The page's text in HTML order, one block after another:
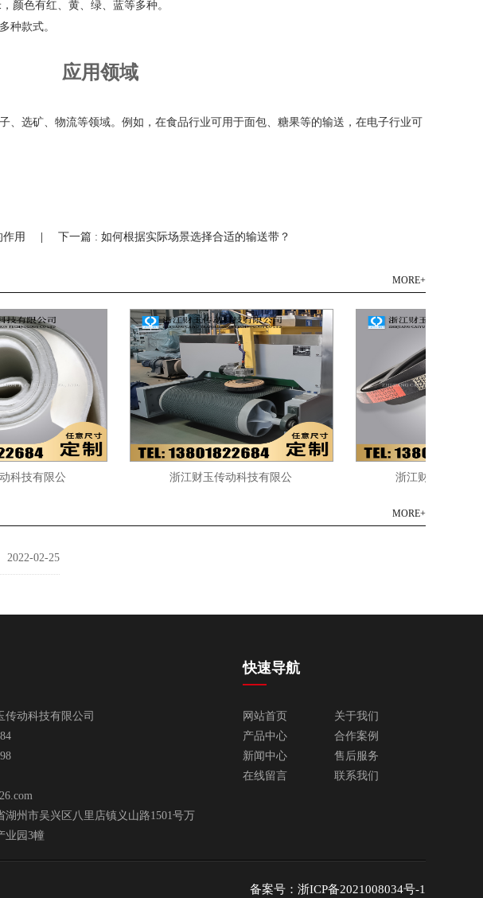
颜色有红、黄、绿、蓝等多种。
种款式。
应用领域
、选矿、物流等领域。例如，在食品行业可用于面包、糖果等的输送，在电子行业可
用 下一篇 : 如何根据实际场景选择合适的输送带？
MORE+
有限公 浙江财玉传动科技有限公 浙江财玉传动科技有
司/CAIYUBELT/联
MORE+
2022-02-25
动科技有限公司
湖州市吴兴区八里店镇义山路1501号万
业园3幢
快速导航
网站首页
关于我们
产品中心
合作案例
新闻中心
售后服务
在线留言
联系我们
备案号： 浙ICP备2021008034号-1